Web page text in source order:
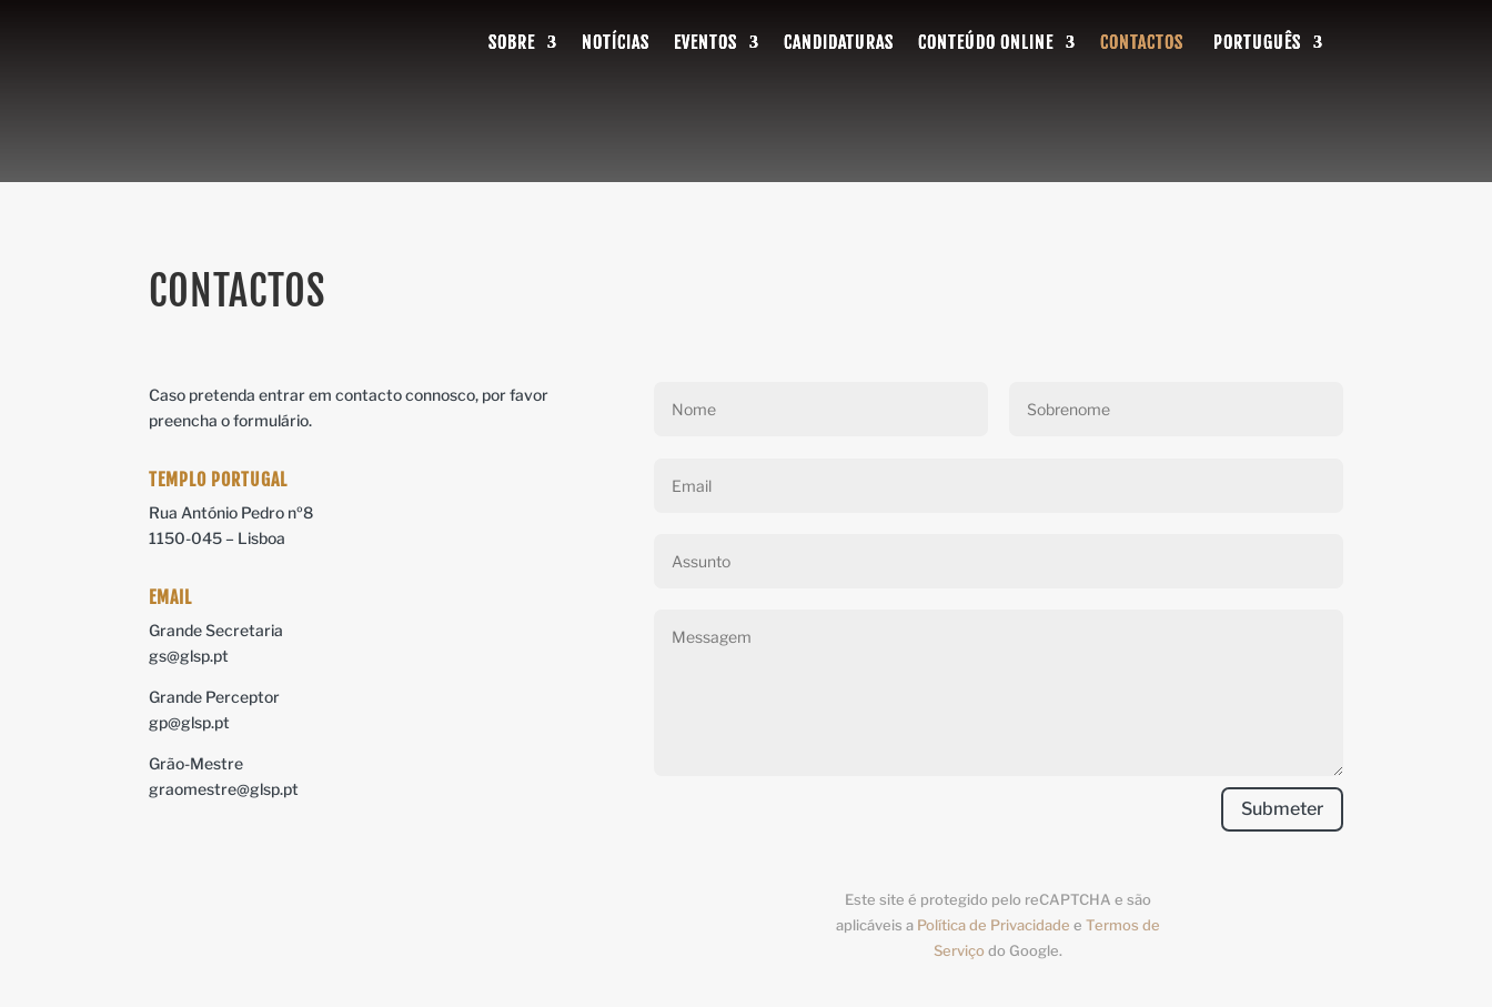
SOBRE NOTÍCIAS EVENTOS CANDIDATURAS CONTEÚDO ONLINE CONTACTOS PORTUGUÊS
SOBRE NOTÍCIAS EVENTOS CANDIDATURAS CONTEÚDO ONLINE CONTACTOS PORTUGUÊS
SOBRE NOTÍCIAS EVENTOS CANDIDATURAS CONTEÚDO ONLINE CONTACTOS PORTUGUÊS
CONTACTOS
Caso pretenda entrar em contacto connosco, por favor
preencha o formulário.
TEMPLO PORTUGAL
Rua António Pedro nº8
1150-045 – Lisboa
EMAIL
Grande Secretaria
gs@glsp.pt
Grande Perceptor
gp@glsp.pt
Grão-Mestre
graomestre@glsp.pt
Submeter
Este site é protegido pelo reCAPTCHA e são
aplicáveis a Política de Privacidade e Termos de
Serviço do Google.